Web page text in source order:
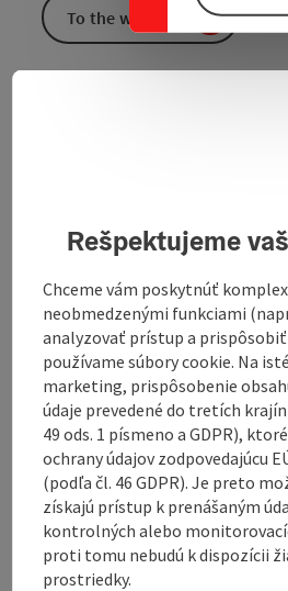
Our hotel-restaurant is situated
location by the Ampflwang
We offer you our lovingly
parlour as well as bar and
rooms are well equipped with
telephone, radio, satellite TV
balcony.
Contact
Opening hours
Kitchen
To the website
Rešpektujeme
Chceme vám poskytnúť
neobmedzenými funkciami
analyzovať prístup a
používame súbory cookie. Na
marketing, prispôsobenie
údaje prevedené do tretích
49 ods. 1 písmeno a GDPR),
ochrany údajov zodpovedajúcu
(podľa čl. 46 GDPR). Je preto
získajú prístup k prenášaným
kontrolných alebo
proti tomu nebudú k dispozícii
prostriedky.